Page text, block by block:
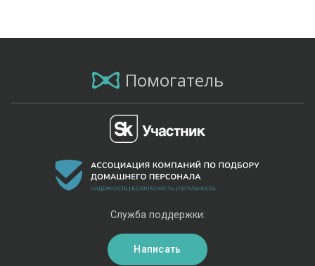
Помогатель
Служба поддержки:
Написать